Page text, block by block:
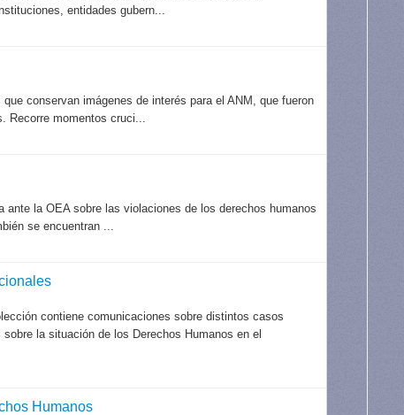
entidades gubern...
conservan imágenes de interés para el ANM, que fueron
Recorre momentos cruci...
la OEA sobre las violaciones de los derechos humanos
se encuentran ...
contiene comunicaciones sobre distintos casos
la situación de los Derechos Humanos en el
Humanos